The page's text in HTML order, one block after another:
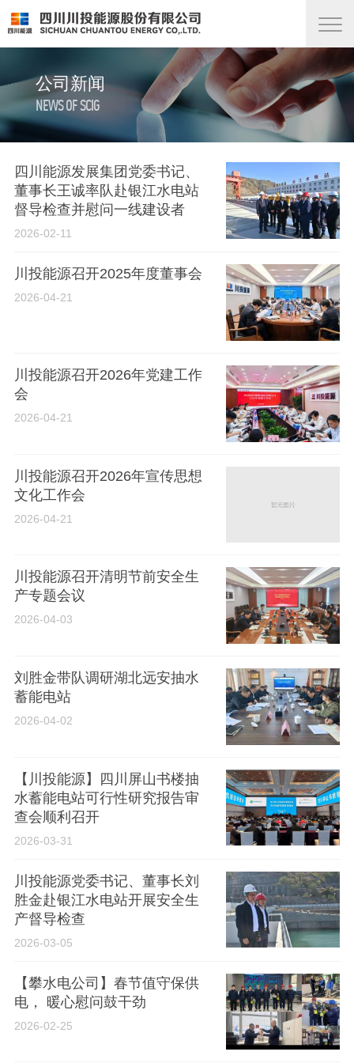
公司新闻
NEWS OF SCIG
四川能源发展集团党委书记、
董事长王诚率队赴银江水电站
督导检查并慰问一线建设者
2026-02-11
川投能源召开2025年度董事会
2026-04-21
川投能源召开2026年党建工作
会
2026-04-21
川投能源召开2026年宣传思想
文化工作会
2026-04-21
川投能源召开清明节前安全生
产专题会议
2026-04-03
刘胜金带队调研湖北远安抽水
蓄能电站
2026-04-02
【川投能源】四川屏山书楼抽
水蓄能电站可行性研究报告审
查会顺利召开
2026-03-31
川投能源党委书记、董事长刘
胜金赴银江水电站开展安全生
产督导检查
2026-03-05
【攀水电公司】春节值守保供
电， 暖心慰问鼓干劲
2026-02-25